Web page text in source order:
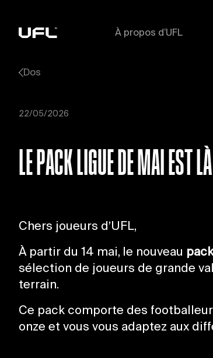
À propos d’UFL
Dos
22/05/2026
LE PACK LIGUE DE MAI EST
Chers joueurs d’UFL,
À partir du 14 mai, le nouveau
sélection de joueurs de grande
terrain.
Ce pack comporte des
onze et vous vous adaptez aux